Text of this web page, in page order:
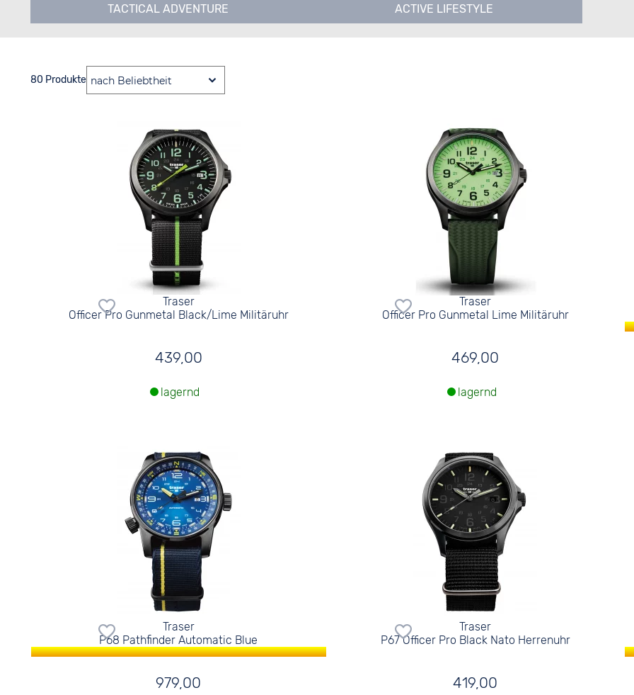
TACTICAL ADVENTURE ACTIVE LIFESTYLE
80 Produkte
Traser
Officer Pro Gunmetal Black/Lime Militäruhr
439,00
lagernd
Traser
Officer Pro Gunmetal Lime Militäruhr
469,00
lagernd
Traser
P68 Pathfinder Automatic Blue
979,00
Traser
P67 Officer Pro Black Nato Herrenuhr
419,00